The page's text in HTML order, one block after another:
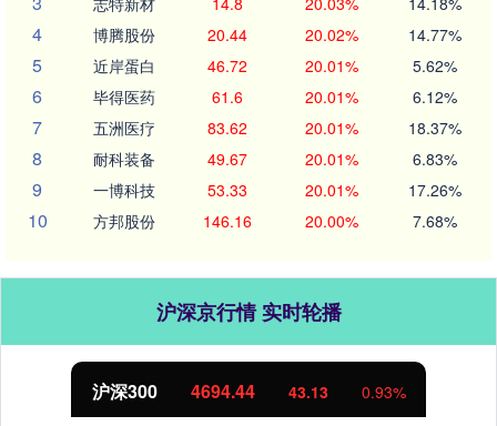
4 博腾股份 20.44 20.02% 14.77%
5 近岸蛋白 46.72 20.01% 5.62%
6 毕得医药 61.6 20.01% 6.12%
7 五洲医疗 83.62 20.01% 18.37%
8 耐科装备 49.67 20.01% 6.83%
9 一博科技 53.33 20.01% 17.26%
10 方邦股份 146.16 20.00% 7.68%
沪深京行情 实时轮播
沪深300 4694.44 43.13 0.93%